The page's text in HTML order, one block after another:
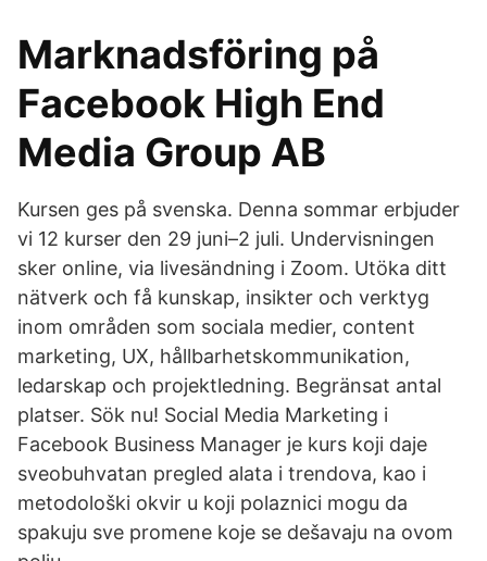
Marknadsföring på
Facebook High End
Media Group AB
Kursen ges på svenska. Denna sommar erbjuder
vi 12 kurser den 29 juni–2 juli. Undervisningen
sker online, via livesändning i Zoom. Utöka ditt
nätverk och få kunskap, insikter och verktyg
inom områden som sociala medier, content
marketing, UX, hållbarhets­kommunikation,
ledarskap och projektledning. Begränsat antal
platser. Sök nu! Social Media Marketing i
Facebook Business Manager je kurs koji daje
sveobuhvatan pregled alata i trendova, kao i
metodološki okvir u koji polaznici mogu da
spakuju sve promene koje se dešavaju na ovom